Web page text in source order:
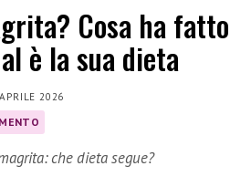
Cosa ha fatto
è la sua dieta
2026
che dieta segue?